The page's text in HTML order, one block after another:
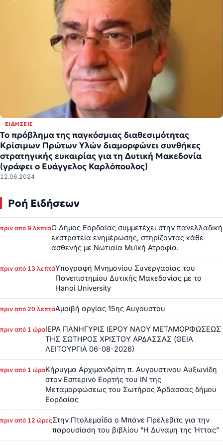
ΕΙΔΉΣΕΙΣ
Το πρόβλημα της παγκόσμιας διαθεσιμότητας
Κρίσιμων Πρώτων Υλών διαμορφώνει συνθήκες
στρατηγικής ευκαιρίας για τη Δυτική Μακεδονία
(γράφει ο Ευάγγελος Καρλόπουλος)
12.06.2024
Ροή Ειδήσεων
πριν από 9 λεπτάΟ Δήμος Εορδαίας συμμετέχει στην πανελλαδική
εκστρατεία ενημέρωσης, στηρίζοντας κάθε
ασθενής με Νωτιαία Μυϊκή Ατροφία.
πριν από 13 λεπτάΥπογραφή Μνημονίου Συνεργασίας του
Πανεπιστημίου Δυτικής Μακεδονίας με το
Hanoi University
πριν από 20 λεπτάΑμοιβή αργίας 15ης Αυγούστου
πριν από 1 ώραΙΕΡΑ ΠΑΝΗΓΥΡΙΣ ΙΕΡΟΥ ΝΑΟΥ ΜΕΤΑΜΟΡΦΩΣΕΩΣ
ΤΗΣ ΣΩΤΗΡΟΣ ΧΡΙΣΤΟΥ ΑΡΔΑΣΣΑΣ (ΘΕΙΑ
ΛΕΙΤΟΥΡΓΙΑ 06-08-2026)
πριν από 1 ώραΚήρυγμα Αρχιμανδρίτη π. Αυγουστινου Αυξωνίδη
στον Εσπερινό Εορτής του ΙΝ της
Μεταμορφώσεως του Σωτήρος Άρδασσας δήμου
Εορδαίας
πριν από 12 ώρεςΣτην Πτολεμαΐδα ο Μπάνε Πρέλεβιτς για την
παρουσίαση του βιβλίου “Η Δύναμη της Ήττας”